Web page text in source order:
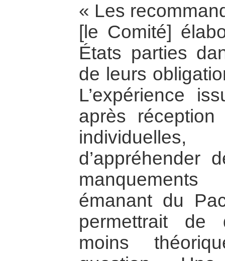
« Les
[le Comité]
États parties
de leurs
L’expérience
après réception
d’appréhender
émanant du
permettrait de
moins